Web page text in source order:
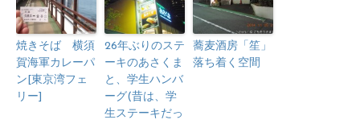
焼きそば 横須
賀海軍カレーパ
ン[東京湾フェ
リー]
26年ぶりのステ
ーキのあさくま
と、学生ハンバ
ーグ(昔は、学
生ステーキだっ
蕎麦酒房「笙」
落ち着く空間